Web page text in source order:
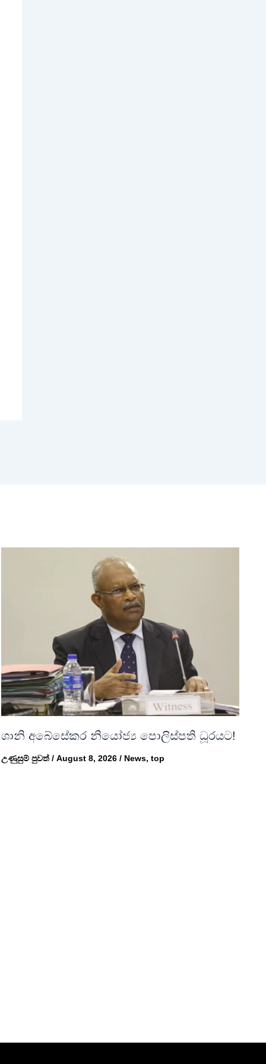
ශානි අබේසේකර නියෝජ්‍ය පොලිස්පති ධූරයට!
උණුසුම් පුවත්/ August 8, 2026 / News, top